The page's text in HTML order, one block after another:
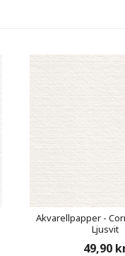
Akvarellpapper -
Ljusvit
49,90